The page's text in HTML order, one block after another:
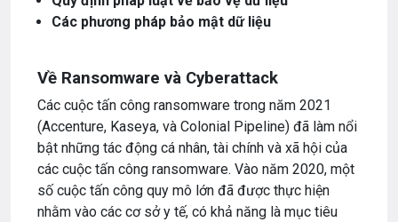
Các phương pháp bảo mật dữ liệu
Về Ransomware và Cyberattack
Các cuộc tấn công ransomware trong năm 2021
(Accenture, Kaseya, và Colonial Pipeline) đã làm nổi
bật những tác động cá nhân, tài chính và xã hội của
các cuộc tấn công ransomware. Vào năm 2020, một
số cuộc tấn công quy mô lớn đã được thực hiện
nhằm vào các cơ sở y tế, có khả năng là mục tiêu